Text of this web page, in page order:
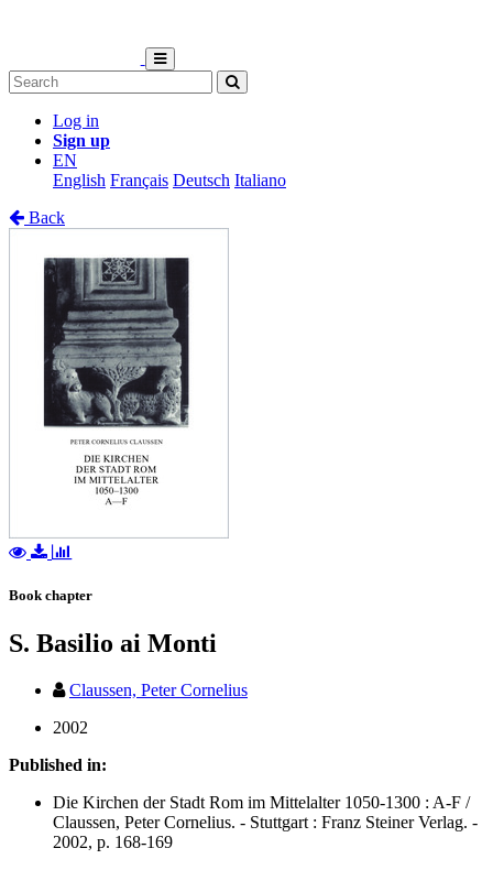
Log in
Sign up
EN
English Français Deutsch Italiano
Back
Book chapter
S. Basilio ai Monti
Claussen, Peter Cornelius
2002
Published in:
Die Kirchen der Stadt Rom im Mittelalter 1050-1300 : A-F /
Claussen, Peter Cornelius. - Stuttgart : Franz Steiner Verlag. -
2002, p. 168-169